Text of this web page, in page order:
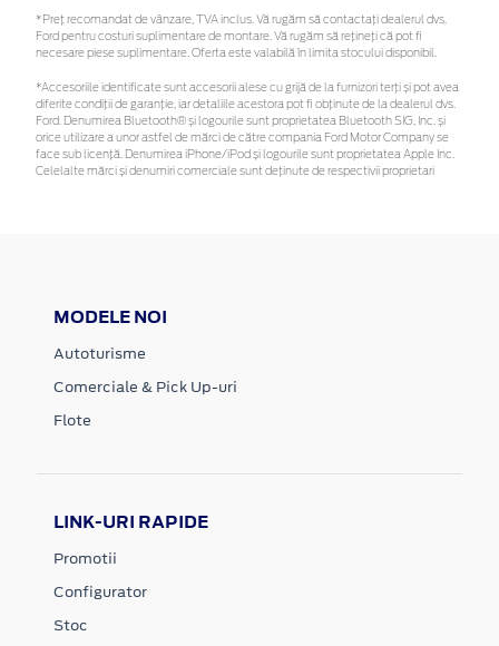
*Preţ recomandat de vânzare, TVA inclus. Vă rugăm să contactaţi dealerul dvs.
Ford pentru costuri suplimentare de montare. Vă rugăm să rețineți că pot fi
necesare piese suplimentare. Oferta este valabilă în limita stocului disponibil.
*Accesoriile identificate sunt accesorii alese cu grijă de la furnizori terți și pot avea
diferite condiții de garanție, iar detaliile acestora pot fi obținute de la dealerul dvs.
Ford. Denumirea Bluetooth® și logourile sunt proprietatea Bluetooth SIG, Inc. și
orice utilizare a unor astfel de mărci de către compania Ford Motor Company se
face sub licență. Denumirea iPhone/iPod și logourile sunt proprietatea Apple Inc.
Celelalte mărci și denumiri comerciale sunt deținute de respectivii proprietari
MODELE NOI
Autoturisme
Comerciale & Pick Up-uri
Flote
LINK-URI RAPIDE
Promotii
Configurator
Stoc